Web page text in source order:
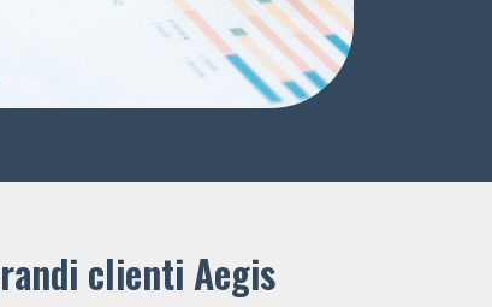
clienti ​Aegis